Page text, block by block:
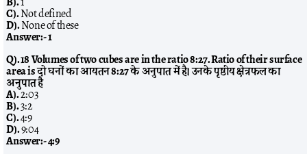
C).Not defined
D).None of these
Answer:-1
Q). 18 Volumes of two cubes are in the ratio 8:27. Ratio of their surface
area is दो घनों का आयतन 8:27 के अनुपात में है। उनके पृष्ठीय क्षेत्रफल का
अनुपात है
A).2:03
B).3:2
C).4:9
D).9:04
Answer:-4:9